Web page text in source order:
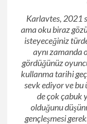
Karlavtes, 2021
ama oku biraz
isteyeceğiniz
aynı zamanda
gördüğünüz
kullanma tarihi
sevk ediyor ve bu
de çok çabuk
olduğunu
gençleşmesi